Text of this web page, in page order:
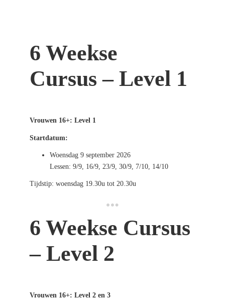
6 Weekse
Cursus – Level 1
Vrouwen 16+: Level 1
Startdatum:
Woensdag 9 september 2026
Lessen: 9/9, 16/9, 23/9, 30/9, 7/10, 14/10
Tijdstip: woensdag 19.30u tot 20.30u
6 Weekse Cursus
– Level 2
Vrouwen 16+: Level 2 en 3